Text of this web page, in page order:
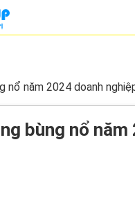
nổ năm 2024 doanh
bùng nổ